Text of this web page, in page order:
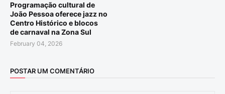
Programação cultural de
João Pessoa oferece jazz no
Centro Histórico e blocos
de carnaval na Zona Sul
February 04, 2026
POSTAR UM COMENTÁRIO